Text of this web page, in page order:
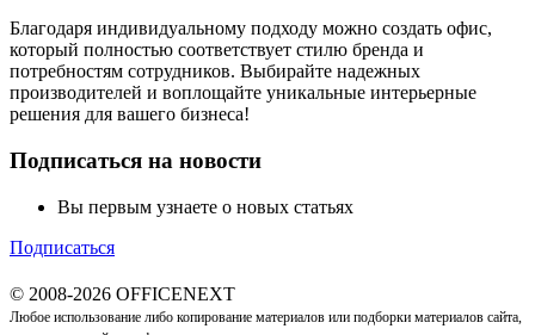
Благодаря индивидуальному подходу можно создать офис,
который полностью соответствует стилю бренда и
потребностям сотрудников. Выбирайте надежных
производителей и воплощайте уникальные интерьерные
решения для вашего бизнеса!
Подписаться на новости
Вы первым узнаете о новых статьях
Подписаться
© 2008-2026 OFFICENEXT
Любое использование либо копирование материалов или подборки материалов сайта,